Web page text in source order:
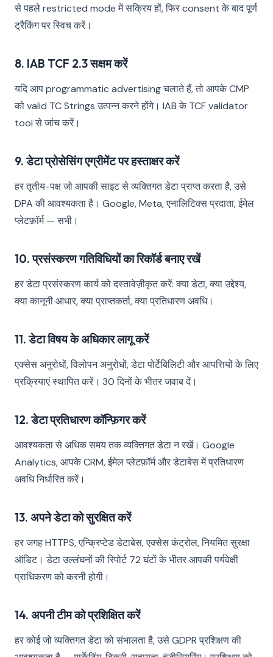
से पहले restricted mode में सक्रिय हों, फिर consent के बाद पूर्ण
ट्रैकिंग पर स्विच करें।
8. IAB TCF 2.3 सक्षम करें
यदि आप programmatic advertising चलाते हैं, तो आपके CMP
को valid TC Strings उत्पन्न करने होंगे। IAB के TCF validator
tool से जांच करें।
9. डेटा प्रोसेसिंग एग्रीमेंट पर हस्ताक्षर करें
हर तृतीय-पक्ष जो आपकी साइट से व्यक्तिगत डेटा प्राप्त करता है, उसे
DPA की आवश्यकता है। Google, Meta, एनालिटिक्स प्रदाता, ईमेल
प्लेटफ़ॉर्म — सभी।
10. प्रसंस्करण गतिविधियों का रिकॉर्ड बनाए रखें
हर डेटा प्रसंस्करण कार्य को दस्तावेज़ीकृत करें: क्या डेटा, क्या उद्देश्य,
क्या कानूनी आधार, क्या प्राप्तकर्ता, क्या प्रतिधारण अवधि।
11. डेटा विषय के अधिकार लागू करें
एक्सेस अनुरोधों, विलोपन अनुरोधों, डेटा पोर्टेबिलिटी और आपत्तियों के लिए
प्रक्रियाएं स्थापित करें। 30 दिनों के भीतर जवाब दें।
12. डेटा प्रतिधारण कॉन्फ़िगर करें
आवश्यकता से अधिक समय तक व्यक्तिगत डेटा न रखें। Google
Analytics, आपके CRM, ईमेल प्लेटफ़ॉर्म और डेटाबेस में प्रतिधारण
अवधि निर्धारित करें।
13. अपने डेटा को सुरक्षित करें
हर जगह HTTPS, एन्क्रिप्टेड डेटाबेस, एक्सेस कंट्रोल, नियमित सुरक्षा
ऑडिट। डेटा उल्लंघनों की रिपोर्ट 72 घंटों के भीतर आपकी पर्यवेक्षी
प्राधिकरण को करनी होगी।
14. अपनी टीम को प्रशिक्षित करें
हर कोई जो व्यक्तिगत डेटा को संभालता है, उसे GDPR प्रशिक्षण की